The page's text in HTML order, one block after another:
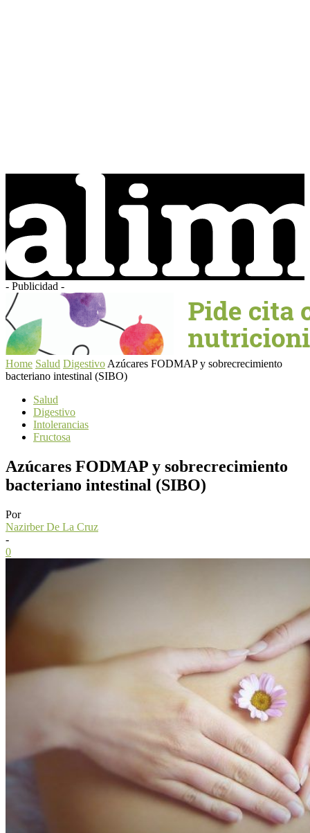
- Publicidad -
Home Salud Digestivo Azúcares FODMAP y sobrecrecimiento
bacteriano intestinal (SIBO)
Salud
Digestivo
Intolerancias
Fructosa
Azúcares FODMAP y sobrecrecimiento
bacteriano intestinal (SIBO)
Por
Nazirber De La Cruz
-
0